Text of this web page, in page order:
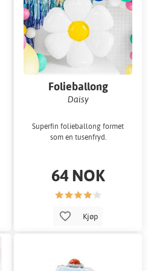
Folieballong
Daisy
Superfin folieballong formet
som en tusenfryd.
64 NOK
Kjøp